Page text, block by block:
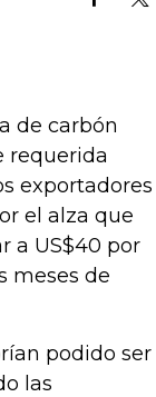
de carbón
requerida
exportadores
el alza que
a US$40 por
meses de
podido ser
las